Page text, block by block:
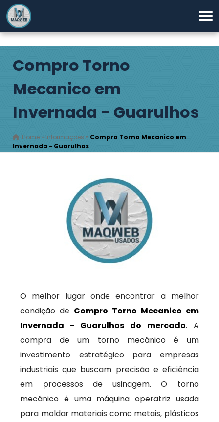
Compro Torno
Mecanico em
Invernada - Guarulhos
Home » Informações » Compro Torno Mecanico em
Invernada - Guarulhos
O melhor lugar onde encontrar a melhor
condição de Compro Torno Mecanico em
Invernada - Guarulhos do mercado. A
compra de um torno mecânico é um
investimento estratégico para empresas
industriais que buscam precisão e eficiência
em processos de usinagem. O torno
mecânico é uma máquina operatriz usada
para moldar materiais como metais, plásticos